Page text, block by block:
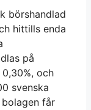
börshandlad
hittills enda
på
och
svenska
får